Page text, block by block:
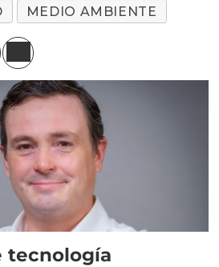
MEDIO AMBIENTE
tecnología